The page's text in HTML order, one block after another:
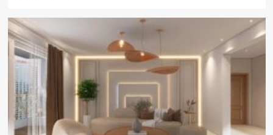
Akt
notarialny
przy
mieszkania:
przewodnik
po
kroku